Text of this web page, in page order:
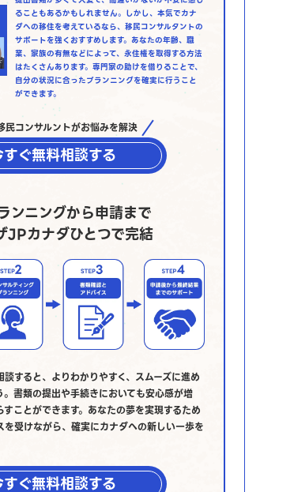
ることもあるかもしれません。しかし、本気でカナ
ダへの移住を考えているなら、移民コンサルタントの
サポートを強くおすすめします。あなたの年齢、職
業、家族の有無などによって、永住権を取得する方法
はたくさんあります。専門家の助けを借りることで、
自分の状況に合ったプランニングを確実に行うこと
ができます。
民コンサルントがお悩みを解決
ぐ無料相談する
ンニングから申請まで
JPカナダひとつで完結
すると、よりわかりやすく、スムーズに進め
書類の提出や手続きにおいても安心感が増
ことができます。あなたの夢を実現するため
を受けながら、確実にカナダへの新しい一歩を
ぐ無料相談する